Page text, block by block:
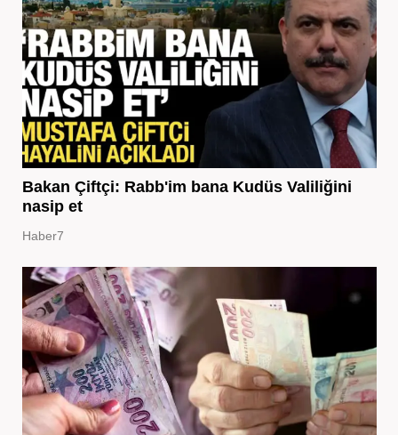
Bakan Çiftçi: Rabb'im bana Kudüs Valiliğini
nasip et
Haber7